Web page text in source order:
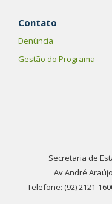
Contato
Denúncia
Gestão do Programa
Secretaria de
Av André
Telefone: (92) 2121-